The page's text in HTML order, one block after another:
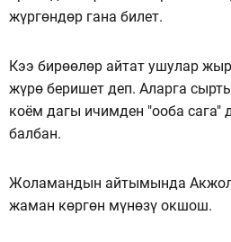
жүргөндөр гана билет.
Кээ бирөөлөр айтат ушулар
жүрө беришет деп. Аларга
коём дагы ичимден "ооба сага"
балбан.
Жоламандын айтымында Акжол
жаман көргөн мүнөзү окшош.